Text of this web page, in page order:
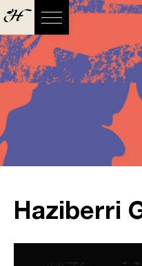
Haziberri